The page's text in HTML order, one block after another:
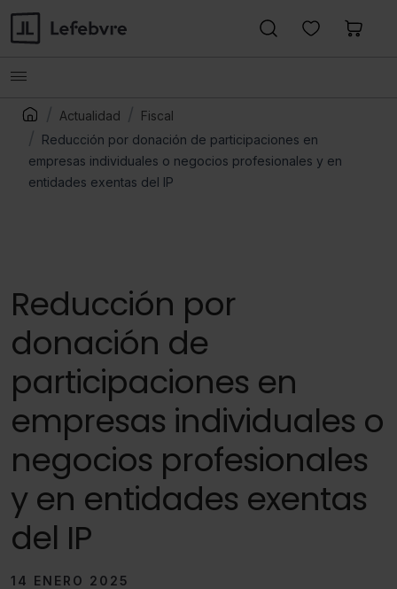
Actualidad
Fiscal
Reducción por donación de participaciones en
empresas individuales o negocios profesionales y en
entidades exentas del IP
Reducción por
donación de
participaciones en
empresas individuales o
negocios profesionales
y en entidades exentas
del IP
14 ENERO 2025